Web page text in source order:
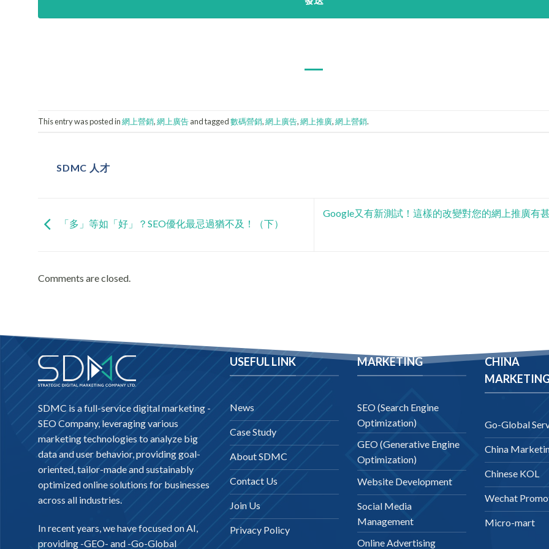
This entry was posted in網上營銷,網上廣告and tagged數碼營銷,網上廣告,網上推廣,網上營銷.
SDMC 人才
「多」等如「好」？SEO優化最忌過猶不及！（下）
Google又有新測試！這樣的改變對您的網上推廣有
Comments are closed.
SDMC is a full-service digital marketing -
SEO Company, leveraging various
marketing technologies to analyze big
data and user behavior, providing goal-
oriented, tailor-made and sustainably
optimized online solutions for businesses
across all industries.
In recent years, we have focused on AI,
providing -GEO- and -Go-Global
USEFUL LINK
News
Case Study
About SDMC
Contact Us
Join Us
Privacy Policy
MARKETING
SEO (Search Engine
Optimization)
GEO (Generative Engine
Optimization)
Website Development
Social Media
Management
Online Advertising
CHINA
Go-Global
China
Chinese KOL
Wechat
Micro-mart